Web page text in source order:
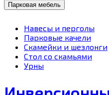
Парковая мебель
Навесы и перголы
Парковые качели
Скамейки и шезлонги
Стол со скамьями
Урны